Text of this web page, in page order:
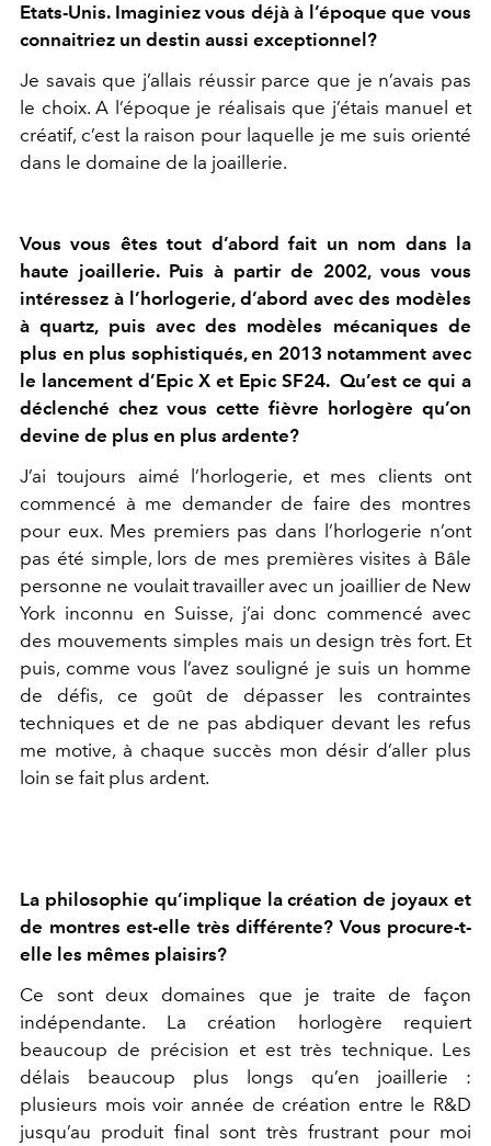
Etats-Unis. Imaginiez vous déjà à l’époque que vous
connaitriez un destin aussi exceptionnel?
Je savais que j’allais réussir parce que je n’avais pas
le choix. A l’époque je réalisais que j’étais manuel et
créatif, c’est la raison pour laquelle je me suis orienté
dans le domaine de la joaillerie.
Vous vous êtes tout d’abord fait un nom dans la
haute joaillerie. Puis à partir de 2002, vous vous
intéressez à l’horlogerie, d’abord avec des modèles
à quartz, puis avec des modèles mécaniques de
plus en plus sophistiqués, en 2013 notamment avec
le lancement d’Epic X et Epic SF24. Qu’est ce qui a
déclenché chez vous cette fièvre horlogère qu’on
devine de plus en plus ardente?
J’ai toujours aimé l’horlogerie, et mes clients ont
commencé à me demander de faire des montres
pour eux. Mes premiers pas dans l’horlogerie n’ont
pas été simple, lors de mes premières visites à Bâle
personne ne voulait travailler avec un joaillier de New
York inconnu en Suisse, j’ai donc commencé avec
des mouvements simples mais un design très fort. Et
puis, comme vous l’avez souligné je suis un homme
de défis, ce goût de dépasser les contraintes
techniques et de ne pas abdiquer devant les refus
me motive, à chaque succès mon désir d’aller plus
loin se fait plus ardent.
La philosophie qu’implique la création de joyaux et
de montres est-elle très différente? Vous procure-t-
elle les mêmes plaisirs?
Ce sont deux domaines que je traite de façon
indépendante. La création horlogère requiert
beaucoup de précision et est très technique. Les
délais beaucoup plus longs qu’en joaillerie :
plusieurs mois voir année de création entre le R&D
jusqu’au produit final sont très frustrant pour moi